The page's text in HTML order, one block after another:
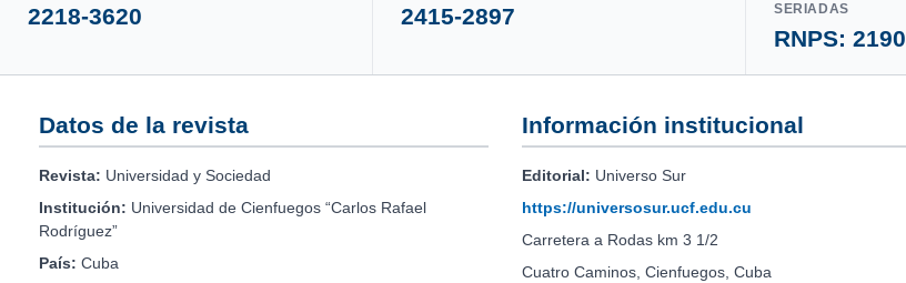
2218-3620 2415-2897
SERIADAS
RNPS: 2190
Datos de la revista
Revista: Universidad y Sociedad
Institución: Universidad de Cienfuegos “Carlos Rafael
Rodríguez”
País: Cuba
Información institucional
Editorial: Universo Sur
https://universosur.ucf.edu.cu
Carretera a Rodas km 3 1/2
Cuatro Caminos, Cienfuegos, Cuba